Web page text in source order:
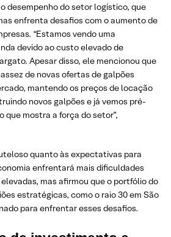
desempenho do setor logístico, que
enfrenta desafios com o aumento de
“Estamos vendo uma
devido ao custo elevado de
Apesar disso, ele mencionou que
de novas ofertas de galpões
mantendo os preços de locação
novos galpões e já vemos pré-
que mostra a força do setor”,
quanto às expectativas para
enfrentará mais dificuldades
mas afirmou que o portfólio do
estratégicas, como o raio 30 em São
para enfrentar esses desafios.